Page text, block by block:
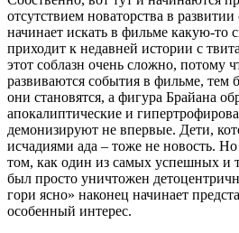
отсутствием новаторства в
начинает искать в фильме какую-то
приходит к недавней истории с
этот соблазн очень сложно, потому
развиваются события в фильме, тем
они становятся, а фигура Брайана
апокалиптические и
демонизируют не впервые. Дети,
исчадиями ада – тоже не новость.
том, как один из самых успешных и
был просто уничтожен
гори ясно» наконец начинает
особенный интерес.